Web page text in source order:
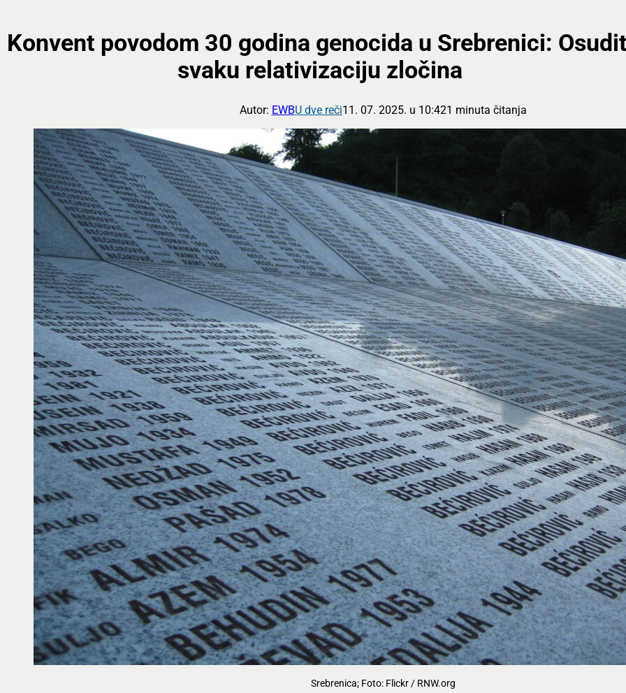
Konvent povodom 30 godina genocida u Srebrenici:
svaku relativizaciju zločina
Autor: EWBU dve reči11. 07. 2025. u 10:421 minuta čitanja
Srebrenica; Foto: Flickr / RNW.org